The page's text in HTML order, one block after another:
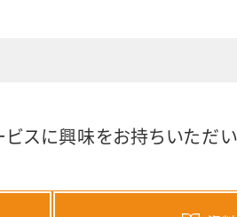
スに興味をお持ちいただ